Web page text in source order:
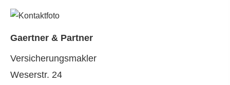
Gaertner & Partner
Ver­sicherungs­makler
Weserstr. 24